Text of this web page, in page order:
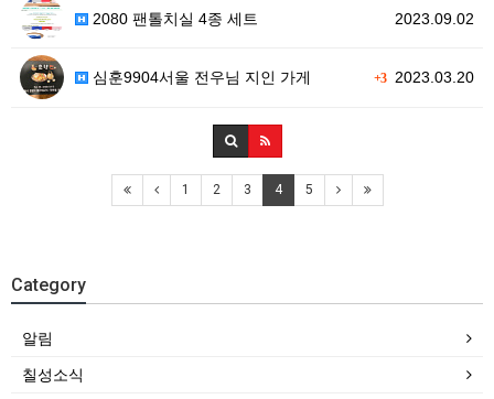
2023.09.02
2080 팬톨치실 4종 세트
+32023.03.20
심훈9904서울 전우님 지인 가게
1 2 3 4 5
Category
알림
칠성소식